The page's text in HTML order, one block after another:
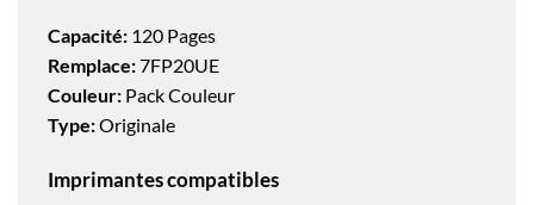
Capacité: 120 Pages
Remplace:7FP20UE
Couleur: Pack Couleur
Type:Originale
Imprimantes compatibles